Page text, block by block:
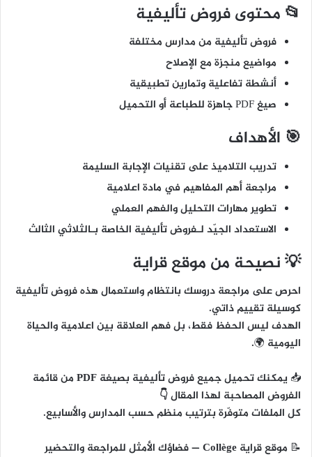
📂 محتوى فروض تأليفية
فروض تأليفية من مدارس مختلفة
مواضيع منجزة مع الإصلاح
أنشطة تفاعلية وتمارين تطبيقية
صيغ PDF جاهزة للطباعة أو التحميل
🎯 الأهداف
تدريب التلاميذ على تقنيات الإجابة السليمة
مراجعة أهم المفاهيم في مادة اعلامية
تطوير مهارات التحليل والفهم العملي
الاستعداد الجيّد لـفروض تأليفية الخاصة بـالثلاثي الثالث
💡 نصيحة من موقع قراية
احرص على مراجعة دروسك بانتظام واستعمال هذه فروض تأليفية
كوسيلة تقييم ذاتي.
الهدف ليس الحفظ فقط، بلفهم العلاقة بين اعلامية والحياة
اليومية 🌍.
📥
يمكنك تحميل جميع فروض تأليفية بصيغة PDF من قائمة
الفروض المصاحبة لهذا المقال 👇
كل الملفات متوفّرة بترتيب منظم حسب المدارس والأسابيع.
📝 موقع قراية Collège — فضاؤك الأمثل للمراجعة والتحضير